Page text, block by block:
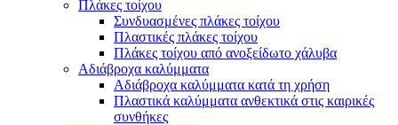
Πλάκες τοίχου
Συνδυασμένες πλάκες τοίχου
Πλαστικές πλάκες τοίχου
Πλάκες τοίχου από ανοξείδωτο χάλυβα
Αδιάβροχα καλύμματα
Αδιάβροχα καλύμματα κατά τη χρήση
Πλαστικά καλύμματα ανθεκτικά στις καιρικές
συνθήκες